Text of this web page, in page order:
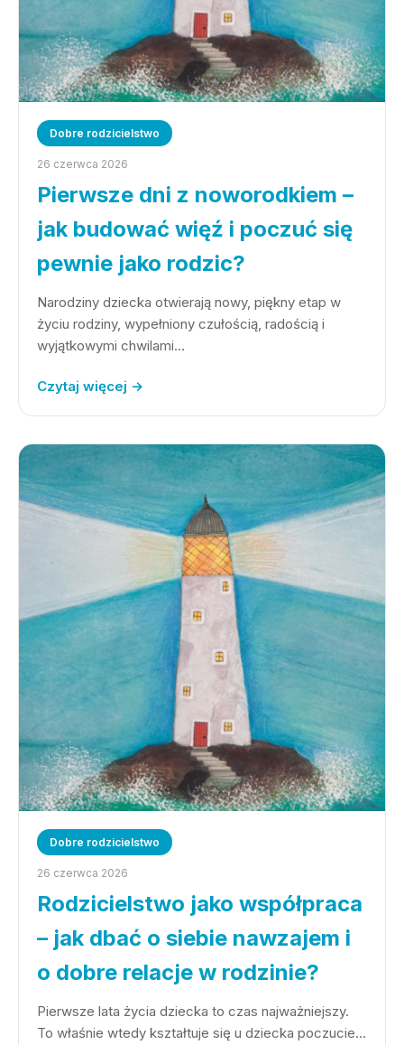
Dobre rodzicielstwo
26 czerwca 2026
Pierwsze dni z noworodkiem –
jak budować więź i poczuć się
pewnie jako rodzic?
Narodziny dziecka otwierają nowy, piękny etap w
życiu rodziny, wypełniony czułością, radością i
wyjątkowymi chwilami…
Czytaj więcej →
Dobre rodzicielstwo
26 czerwca 2026
Rodzicielstwo jako współpraca
– jak dbać o siebie nawzajem i
o dobre relacje w rodzinie?
Pierwsze lata życia dziecka to czas najważniejszy.
To właśnie wtedy kształtuje się u dziecka poczucie…